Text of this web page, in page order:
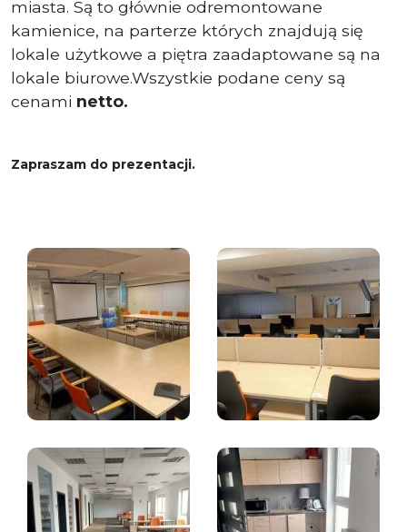
miasta. Są to głównie odremontowane
kamienice, na parterze których znajdują się
lokale użytkowe a piętra zaadaptowane są na
lokale biurowe.Wszystkie podane ceny są
cenami netto.
Zapraszam do prezentacji.